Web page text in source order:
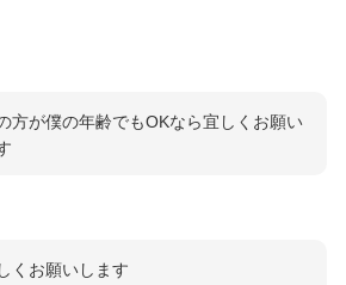
方が僕の年齢でもOKなら宜しくお願い
くお願いします